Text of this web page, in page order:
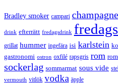
Bradley smoker campari champagne
drink efterrätt fredagsdrink
grillat hummer ingefära isi karlstein
gastronomi ostron oxfilé rapsgris rom
sockerlag sommarmat sous vide
vermouth vitlök vodka äpple